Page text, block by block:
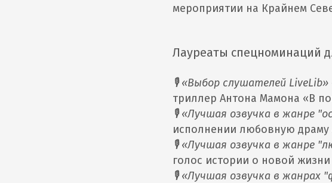
мероприятии на Крайнем
Лауреаты спецноминаций
🎙 «Выбор слушателей LiveLib»
триллер Антона Мамона «В
🎙 «Лучшая озвучка в жанре
исполнении любовную драму
🎙 «Лучшая озвучка в жанре
голос истории о новой
🎙 «Лучшая озвучка в